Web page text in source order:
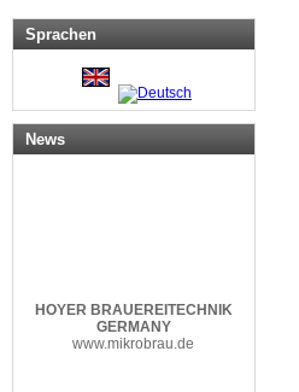
Sprachen
News
HOYER BRAUEREITECHNIK
GERMANY
www.mikrobrau.de